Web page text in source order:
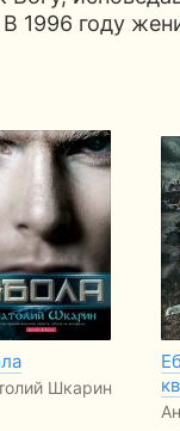
1996 году
Шкарин